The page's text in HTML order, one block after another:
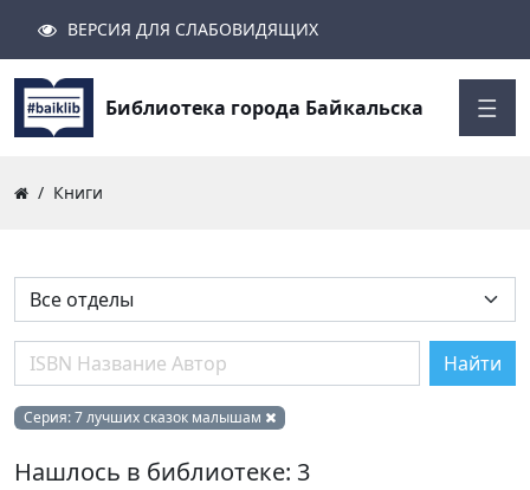
Найти
Серия:7 лучших сказок малышам
Нашлось в библиотеке: 3
Поиск
Найти
ВЕРСИЯ ДЛЯ СЛАБОВИДЯЩИХ
Библиотека города Байкальска
Книги